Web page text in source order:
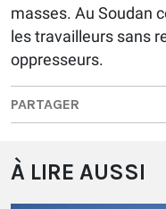
masses. Au Soudan
les travailleurs sans
oppresseurs.
PARTAGER
À LIRE AUSSI